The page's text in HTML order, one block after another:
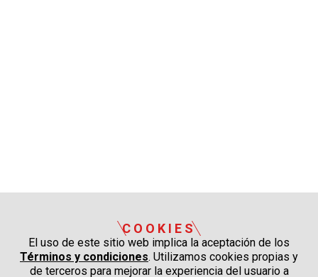
COOKIES
El uso de este sitio web implica la aceptación de los
Términos y condiciones. Utilizamos cookies propias y
de terceros para mejorar la experiencia del usuario a